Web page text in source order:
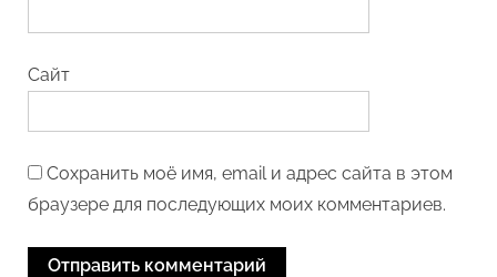
Сайт
Сохранить моё имя, email и адрес сайта в этом
браузере для последующих моих комментариев.